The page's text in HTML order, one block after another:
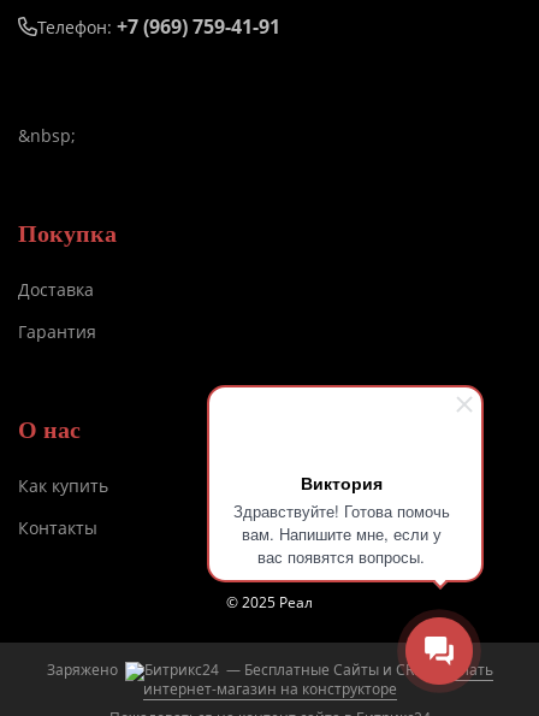
Виктория
Здравствуйте! Готова помочь
вам. Напишите мне, если у
вас появятся вопросы.
Телефон: +7 (969) 759-41-91
&nbsp;
Покупка
Доставка
Гарантия
О нас
Как купить
Контакты
© 2025 Реал
Заряжено — Бесплатные Сайты и CRM.
Сделать
интернет-магазин на конструкторе